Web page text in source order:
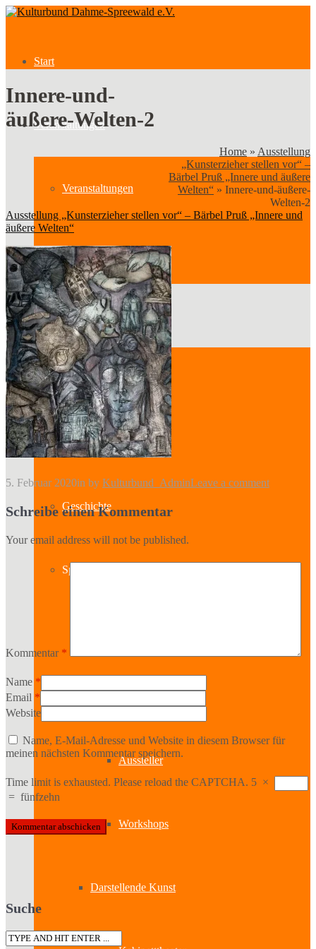
Start
Veranstaltungen
Veranstaltungen
Kategorien
Verein
Kontakt
Über uns
Geschichte
Sparten
Aussteller
Workshops
Darstellende Kunst
Innere-und-
äußere-Welten-2
Home » Ausstellung
„Kunsterzieher stellen vor“ –
Bärbel Pruß „Innere und äußere
Welten“ » Innere-und-äußere-
Welten-2
Ausstellung „Kunsterzieher stellen vor“ – Bärbel Pruß „Innere und
äußere Welten“
5. Februar 2020in by Kulturbund_AdminLeave a comment
Schreibe einen Kommentar
Your email address will not be published.
Kommentar *
Name *
Email *
Website
Name, E-Mail-Adresse und Website in diesem Browser für
meinen nächsten Kommentar speichern.
Time limit is exhausted. Please reload the CAPTCHA. 5 ×
= fünfzehn
Suche